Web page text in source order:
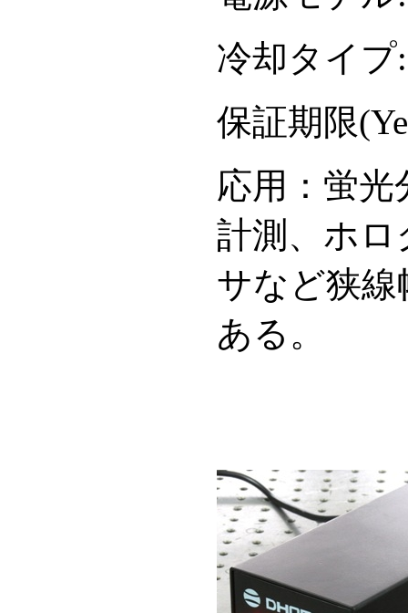
冷却タイ
保証期限
応用：蛍
計測、ホ
サなど狭
ある。